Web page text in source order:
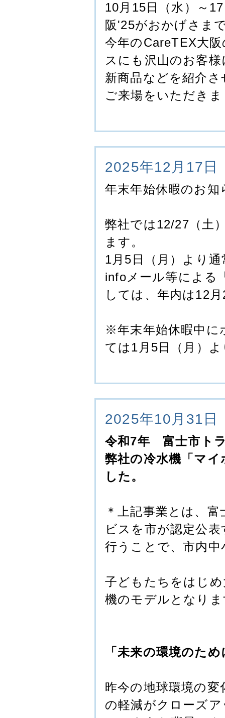
10月15日（水）～
阪'25がおかげさま
今年のCareTEX大
スにも沢山のお客
新商品などを紹介
ご来場をいただき
2025年12月17日
年末年始休暇のお知
弊社では12/27（土
ます。
1月5日（月）より
infoメール等による
しては、年内は12
※年末年始休暇中に
ては1月5日（月）
2025年10月31日
令和7年 富士市ト
弊社の冷水機「マ
した。
＊上記事業とは、
ビスを市が認定公
行うことで、市内
子どもたちをはじ
機のモデルとなり
「未来の環境のた
昨今の地球環境の
の軽減がクローズ